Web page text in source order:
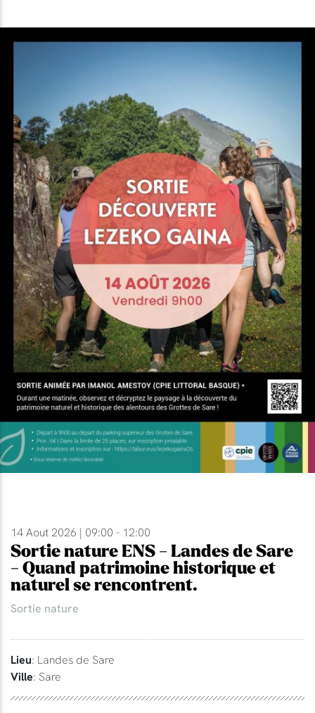
14 Aout 2026 | 09:00 - 12:00
Sortie nature ENS - Landes de Sare
- Quand patrimoine historique et
naturel se rencontrent.
Sortie nature
Lieu: Landes de Sare
Ville: Sare